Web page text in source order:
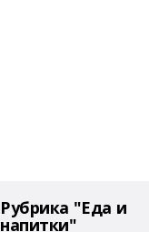
Рубрика "Еда и
напитки"